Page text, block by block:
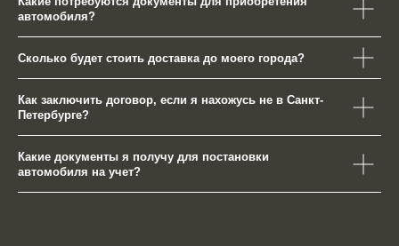
автомобиля?
Сколько будет стоить доставка до моего города?
Как заключить договор, если я нахожусь не в Санкт-
Петербурге?
Какие документы я получу для постановки
автомобиля на учет?